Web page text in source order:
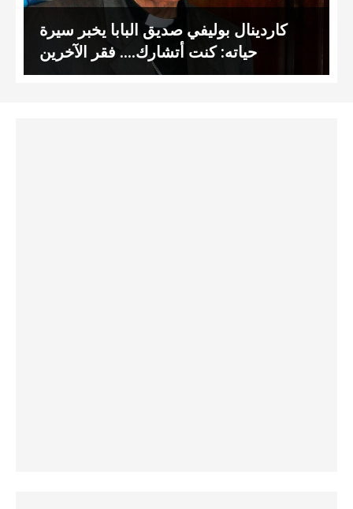
كاردينال بوليفي صديق البابا يخبر سيرة
حياته: كنت أتشارك…. فقر الآخرين